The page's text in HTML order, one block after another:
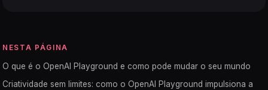
NESTA PÁGINA
O que é o OpenAI Playground e como pode mudar o seu mundo
Criatividade sem limites: como o OpenAI Playground impulsiona a